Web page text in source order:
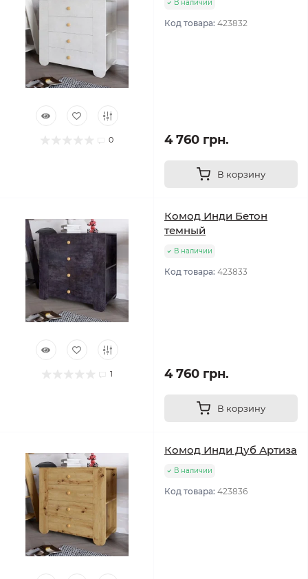
0
В наличии
Код товара: 423832
4 760 грн.
В корзину
1
Комод Инди Бетон
темный
В наличии
Код товара: 423833
4 760 грн.
В корзину
Комод Инди Дуб Артиза
В наличии
Код товара: 423836